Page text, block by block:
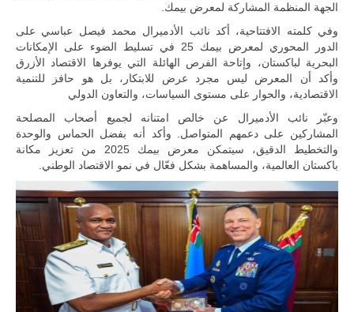
الجهة المنظمة المشاركة لمعرض بيمك.
وفي كلمته الافتتاحية، أكد نائب الأدميرال محمد فيصل عباسي على
الدور المحوري لمعرض بيمك 25 في تسليط الضوء على الإمكانات
البحرية لباكستان، وإتاحة الفرص الهائلة التي يوفرها الاقتصاد الأزرق
وأكد أن المعرض ليس مجرد عرض للابتكار، بل هو حافز للتنمية
الاقتصادية، والحوار على مستوى السياسات، والتعاون الدولي
وعبّر نائب الأدميرال عن خالص امتنانه لجميع أصحاب المصلحة
المشاركين على دعمهم المتواصل. وأكد أنه بفضل الحماس والوحدة
والتخطيط الدقيق، سيتمكن معرض بيمك 2025 من تعزيز مكانة
باكستان العالمية، والمساهمة بشكل فعّال في نمو الاقتصاد الوطني.